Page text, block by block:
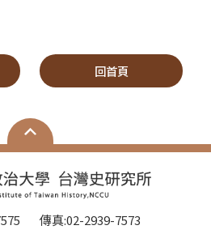
回首頁
傳真:02-2939-7573